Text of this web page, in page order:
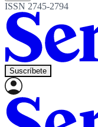
ISSN 2745-2794
Suscríbete